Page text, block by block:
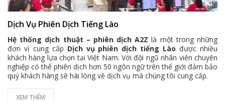
Dịch Vụ Phiên Dịch Tiếng Lào
Hệ thống dịch thuật – phiên dịch A2Z là một trong những
đơn vị cung cấp Dịch vụ phiên dịch tiếng Lào được nhiều
khách hàng lựa chọn tại Việt Nam. Với đội ngũ nhân viên chuyên
nghiệp có thể phiên dịch hơn 50 ngôn ngữ trên thế giới đảm bảo
quý khách hàng sẽ hài lòng về dịch vụ mà chúng tôi cung cấp.
XEM THÊM